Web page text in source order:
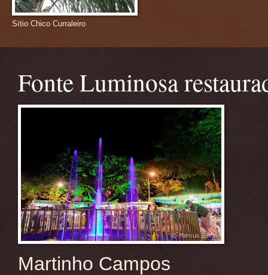
Sítio Chico Curraleiro
Fonte Luminosa
Martinho Campos